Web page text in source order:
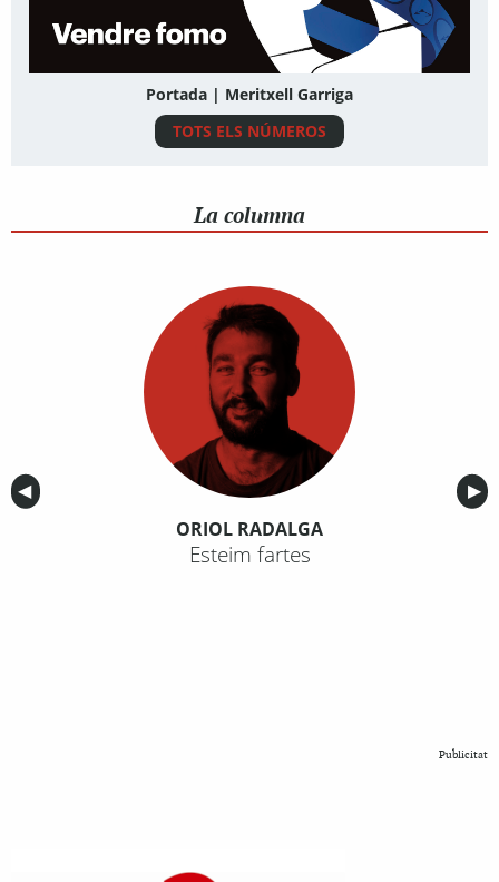
Portada | Meritxell Garriga
TOTS ELS NÚMEROS
La columna
Anterior
◀︎ ▶︎
ORIOL RADALGA
Esteim fartes
Publicitat